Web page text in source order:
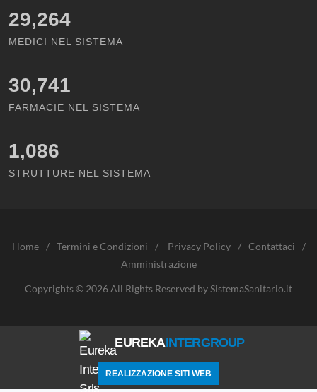
29,264
MEDICI NEL SISTEMA
30,741
FARMACIE NEL SISTEMA
1,086
STRUTTURE NEL SISTEMA
Home / Termini e Condizioni / Privacy Policy / Contattaci
/
Amministrazione
Copyrights © 2026 All Rights Reserved by SistemaSanitario.it
EUREKAINTERGROUP
REALIZZAZIONE SITI WEB